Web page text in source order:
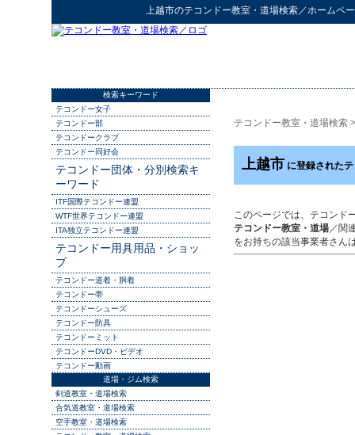
上越市のテコンドー教室・道場検索／ホームペ
テコンドー教室・道場検索
上越市 に登録された
このページでは、テコンド
テコンドー教室・道場／関
をお持ちの該当事業者さん
検索キーワード
テコンドー女子
テコンドー部
テコンドークラブ
テコンドー同好会
テコンドー団体・分別検索キ
ーワード
ITF国際テコンドー連盟
WTF世界テコンドー連盟
ITA独立テコンドー連盟
テコンドー用具用品・ショッ
プ
テコンドー道着・胴着
テコンドー帯
テコンドーシューズ
テコンドー防具
テコンドーミット
テコンドーDVD・ビデオ
テコンドー動画
道場・ジム検索
剣道教室・道場検索
合気道教室・道場検索
空手教室・道場検索